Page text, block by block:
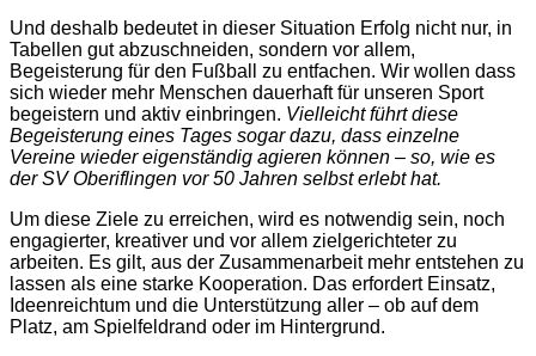
Und deshalb bedeutet in dieser Situation Erfolg nicht nur, in
Tabellen gut abzuschneiden, sondern vor allem,
Begeisterung für den Fußball zu entfachen. Wir wollen dass
sich wieder mehr Menschen dauerhaft für unseren Sport
begeistern und aktiv einbringen. Vielleicht führt diese
Begeisterung eines Tages sogar dazu, dass einzelne
Vereine wieder eigenständig agieren können – so, wie es
der SV Oberiflingen vor 50 Jahren selbst erlebt hat.
Um diese Ziele zu erreichen, wird es notwendig sein, noch
engagierter, kreativer und vor allem zielgerichteter zu
arbeiten. Es gilt, aus der Zusammenarbeit mehr entstehen zu
lassen als eine starke Kooperation. Das erfordert Einsatz,
Ideenreichtum und die Unterstützung aller – ob auf dem
Platz, am Spielfeldrand oder im Hintergrund.